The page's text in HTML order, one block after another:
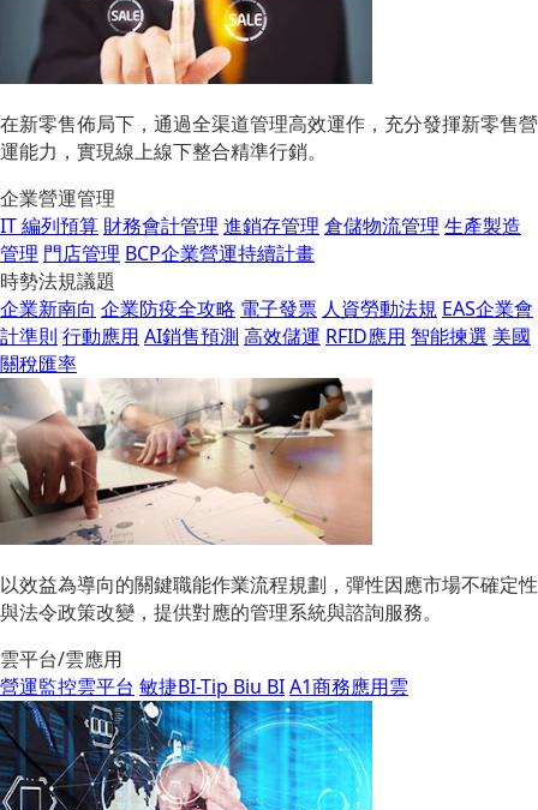
在新零售佈局下，通過全渠道管理高效運作，充分發揮新零售營
運能力，實現線上線下整合精準行銷。
企業營運管理
IT 編列預算 財務會計管理 進銷存管理 倉儲物流管理 生產製造
管理 門店管理 BCP企業營運持續計畫
時勢法規議題
企業新南向 企業防疫全攻略 電子發票 人資勞動法規 EAS企業會
計準則 行動應用 AI銷售預測 高效儲運 RFID應用 智能揀選 美國
關稅匯率
以效益為導向的關鍵職能作業流程規劃，彈性因應市場不確定性
與法令政策改變，提供對應的管理系統與諮詢服務。
雲平台/雲應用
營運監控雲平台 敏捷BI-Tip Biu BIA1商務應用雲